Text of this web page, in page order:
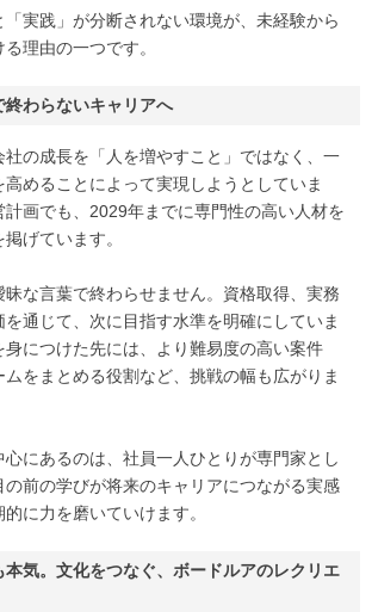
実践」が分断されない環境が、未経験から
理由の一つです。
終わらないキャリアへ
の成長を「人を増やすこと」ではなく、一
高めることによって実現しようとしていま
画でも、2029年までに専門性の高い人材を
げています。
昧な言葉で終わらせません。資格取得、実務
通じて、次に目指す水準を明確にしていま
につけた先には、より難易度の高い案件
をまとめる役割など、挑戦の幅も広がりま
にあるのは、社員一人ひとりが専門家とし
の前の学びが将来のキャリアにつながる実感
に力を磨いていけます。
気。文化をつなぐ、ボードルアのレクリエ